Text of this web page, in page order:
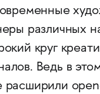
различных
круг
Ведь в
расширили